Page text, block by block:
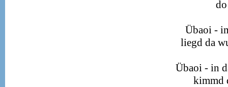
Übaoi -
liegd da
Übaoi - in
kimmd